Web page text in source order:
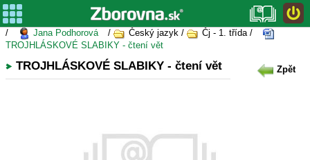
/ Jana Podhorová / Český jazyk /
Čj - 1. třída /
TROJHLÁSKOVÉ SLABIKY - čtení vět
TROJHLÁSKOVÉ SLABIKY - čtení vět Zpět